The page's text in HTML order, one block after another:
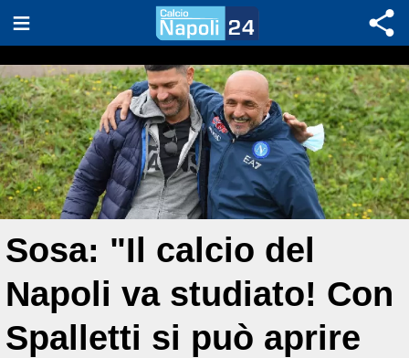
Sosa: "Il calcio del
Napoli va studiato! Con
Spalletti si può aprire